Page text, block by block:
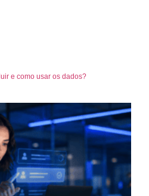
e como usar os dados?